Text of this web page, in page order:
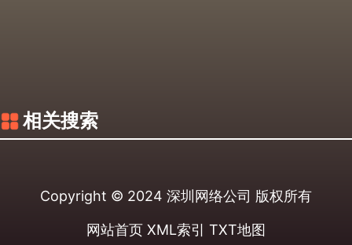
相关搜索
Copyright © 2024 深圳网络公司 版权所有
网站首页 XML索引 TXT地图